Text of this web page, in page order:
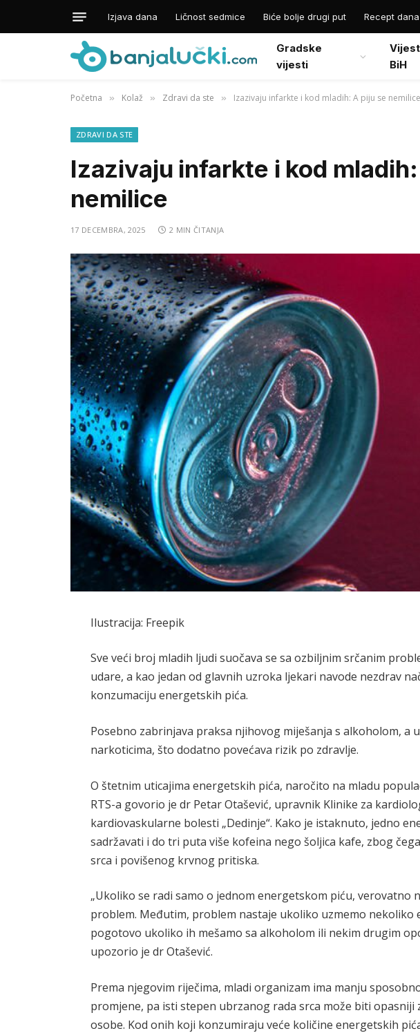
Izjava dana Ličnost sedmice Biće bolje drugi put Recept dana
Gradske
vijesti
BiH
Početna » Kolaž » Zdravi da ste » Izazivaju infarkte i kod mladih: A piju se nemilice
ZDRAVI DA STE
Izazivaju infarkte i kod
nemilice
17 DECEMBRA, 2025 2 MIN ČITANJA
Ilustracija: Freepik
Sve veći broj mladih ljudi suočava se sa ozbiljnim srčanim
udare, a kao jedan od glavnih uzroka ljekari navode nezdrav
konzumaciju energetskih pića.
Posebno zabrinjava praksa njihovog miješanja s alkoholom, a
narkoticima, što dodatno povećava rizik po zdravlje.
O štetnim uticajima energetskih pića, naročito na mladu
RTS-a govorio je dr Petar Otašević, upravnik Klinike za
kardiovaskularne bolesti „Dedinje“. Kako je istaknuto, jedno
sadržavati i do tri puta više kofeina nego šoljica kafe, zbog
srca i povišenog krvnog pritiska.
„Ukoliko se radi samo o jednom energetskom piću, verovatno
problem. Međutim, problem nastaje ukoliko uzmemo nekoliko
pogotovo ukoliko ih mešamo sa alkoholom ili nekim drugim
upozorio je dr Otašević.
Prema njegovim riječima, mladi organizam ima manju
promjene, pa isti stepen ubrzanog rada srca može biti opasniji
osobe. Kod onih koji konzumiraju veće količine energetskih